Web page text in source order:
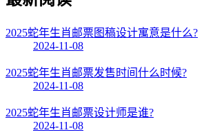
2025蛇年生肖邮票图稿设计寓意是什么?
2024-11-08
2025蛇年生肖邮票发售时间什么时候?
2024-11-08
2025蛇年生肖邮票设计师是谁?
2024-11-08